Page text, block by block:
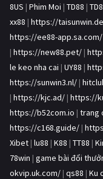
8US | Phim Moi | TD88 |
xx88 | https://
https://ee88-app.sa.com/
| https://new88.pet/ |
le keo nha cai | UY88 |
https://sunwin3.nl/ |
| https://kjc.ad/ | https://
https://b52com.io | trang
https://c168.guide/ |
Xibet | lu88 | K88 | TT88 |
78win | game bài đổi
okvip.uk.com/ | qs88 | Ku